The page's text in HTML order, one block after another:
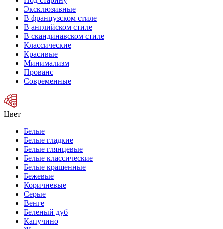
Эксклюзивные
В французском стиле
В английском стиле
В скандинавском стиле
Классические
Красивые
Минимализм
Прованс
Современные
Цвет
Белые
Белые гладкие
Белые глянцевые
Белые классические
Белые крашенные
Бежевые
Коричневые
Серые
Венге
Беленый дуб
Капучино